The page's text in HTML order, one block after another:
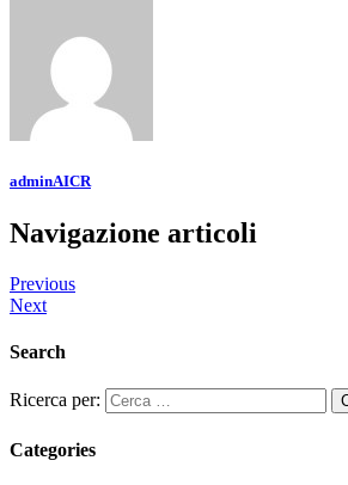
adminAICR
Navigazione articoli
Previous
Next
Search
Ricerca per:
Categories